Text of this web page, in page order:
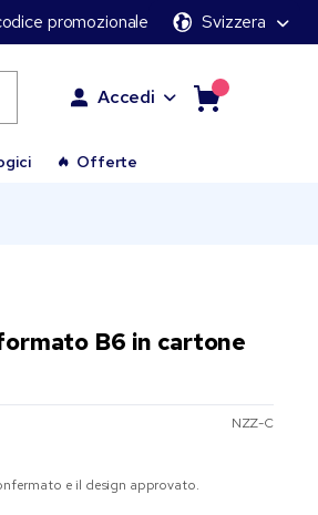
promozionale Svizzera
Accedi
Offerte
B6 in cartone
NZZ-C
e il design approvato.